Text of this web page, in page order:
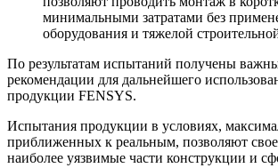
минимальными затратами без
оборудования и тяжелой
По результатам испытаний получены
рекомендации для дальнейшего
продукции FENSYS.
Испытания продукции в условиях,
приближенных к реальным, позволяют
наиболее уязвимые части конструкции и